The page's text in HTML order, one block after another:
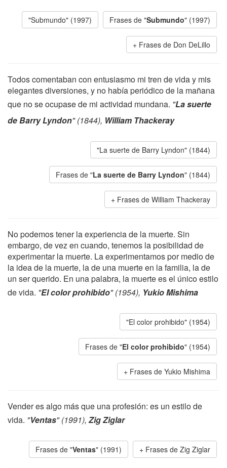
"Submundo" (1997) Frases de "Submundo" (1997)
Frases de Don DeLillo
Todos comentaban con entusiasmo mi tren de vida y mis
elegantes diversiones, y no había periódico de la mañana
que no se ocupase de mi actividad mundana. "La suerte
de Barry Lyndon" (1844), William Thackeray
"La suerte de Barry Lyndon" (1844)
Frases de "La suerte de Barry Lyndon" (1844)
Frases de William Thackeray
No podemos tener la experiencia de la muerte. Sin
embargo, de vez en cuando, tenemos la posibilidad de
experimentar la muerte. La experimentamos por medio de
la idea de la muerte, la de una muerte en la familia, la de
un ser querido. En una palabra, la muerte es el único estilo
de vida. "El color prohibido" (1954), Yukio Mishima
"El color prohibido" (1954)
Frases de "El color prohibido" (1954)
Frases de Yukio Mishima
Vender es algo más que una profesión: es un estilo de
vida. "Ventas" (1991), Zig Ziglar
Frases de "Ventas" (1991) Frases de Zig Ziglar